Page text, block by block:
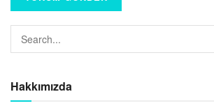
Hakkımızda